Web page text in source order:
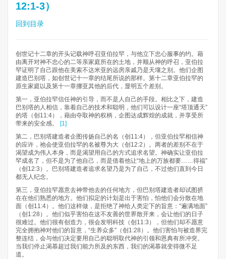
12:1-3）
回到目录
创世记十二章的开头记载神呼召亚伯拉罕，与他立下忠心服事的约。藉
由离开对神不忠心的二等亲家庭所在的土地，并顺从神的呼召，亚伯拉
罕证明了自己跟他在美索不达米亚的远房亲戚乃是天壤之别。他们企图
建造巴别塔，如创世记十一章的结尾所说的那样。第十二章亚伯拉罕的
原生家庭以及第十一章挪亚其他的后代，显明五个差别。
第一，亚伯拉罕信任神的引导，而不是人自己的手段。相比之下，建造
巴别塔的人相信，靠着自己的技术和聪明，他们可以设计一座“塔顶通天”
的塔（创11:4），藉由夺取神的权柄，企图达成辉煌的成就，并享受所
带来的安全感。
[1]
第二，巴别塔建造者企图传扬自己的名（创11:4），但亚伯拉罕相信神
的应许，祂会使亚伯拉罕的名被尊为大（创12:2）。两者的差别不在于
渴望成为伟人本身，而是渴望用自己的方式追求名望。神确实让亚伯拉
罕成名了，但不是为了他自己，而是借着他让“地上的万族都要……得福”
（创12:3）。巴别塔建造者追求名望乃是为了自己，不过他们直到今日
都无人纪念。
第三，亚伯拉罕愿意去神带他去的任何地方，但巴别塔建造者却试图挤
在在他们熟悉的地方。他们拟定的计划是出于害怕，怕他们会分散在地
面（创11:4）。他们这样做，是拒绝了神给人类定下的旨意：“遍满地面”
（创1:28）。他们似乎害怕在这不友善的世界散开来，会让他们的日子
很难过。他们很有创造力，很会发明科技（创11:3），但他们却不愿意
完全拥抱神对他们的旨意，“生养众多”（创1:28）。他们害怕与被造界完
整连结，会与他们决定要用自己的聪明取代神的引领和恩典有所冲突。
当我们停止渴慕超过我们能力所及的东西，我们的渴慕就变得微不足
道。